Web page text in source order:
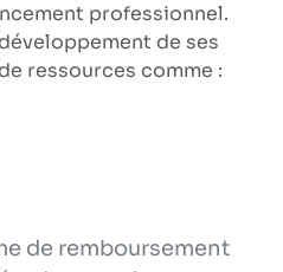
professionnel.
de ses
ressources comme :
de remboursement